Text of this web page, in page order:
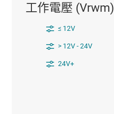
工作電壓 (Vrwm)
≤ 12V
> 12V - 24V
24V+